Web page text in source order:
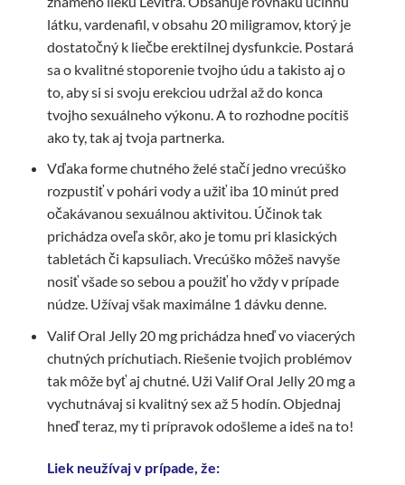
látku, vardenafil, v obsahu 20 miligramov, ktorý je
dostatočný k liečbe erektilnej dysfunkcie. Postará
sa o kvalitné stoporenie tvojho údu a takisto aj o
to, aby si si svoju erekciou udržal až do konca
tvojho sexuálneho výkonu. A to rozhodne pocítiš
ako ty, tak aj tvoja partnerka.
Vďaka forme chutného želé stačí jedno vrecúško
rozpustiť v pohári vody a užiť iba 10 minút pred
očakávanou sexuálnou aktivitou. Účinok tak
prichádza oveľa skôr, ako je tomu pri klasických
tabletách či kapsuliach. Vrecúško môžeš navyše
nosiť všade so sebou a použiť ho vždy v prípade
núdze. Užívaj však maximálne 1 dávku denne.
Valif Oral Jelly 20 mg prichádza hneď vo viacerých
chutných príchutiach. Riešenie tvojich problémov
tak môže byť aj chutné. Uži Valif Oral Jelly 20 mg a
vychutnávaj si kvalitný sex až 5 hodín. Objednaj
hneď teraz, my ti prípravok odošleme a ideš na to!
Liek neužívaj v prípade, že: